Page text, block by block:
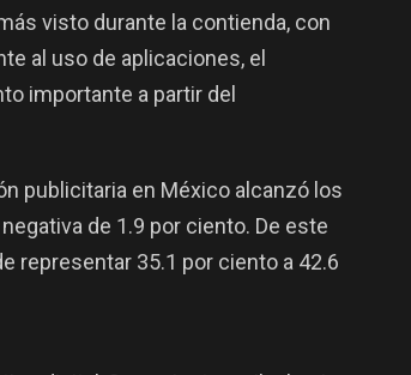
visto durante la contienda, con
al uso de aplicaciones, el
importante a partir del
publicitaria en México alcanzó los
de 1.9 por ciento. De este
representar 35.1 por ciento a 42.6